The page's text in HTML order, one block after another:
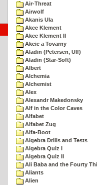
Air-Threat
Airwolf
Akanis Ula
Akce Klement
Akce Klement II
Akcie a Tovarny
Aladin (Petersen, Ulf)
Aladin (Star-Soft)
Albert
Alchemia
Alchemist
Alex
Alexandr Makedonsky
Alf in the Color Caves
Alfabet
Alfabet Zug
Alfa-Boot
Algebra Drills and Tests
Algebra Quiz I
Algebra Quiz II
Ali Baba and the Fourty
Aliants
Alien